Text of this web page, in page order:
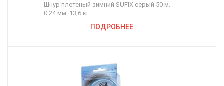
Шнур плетеный зимний SUFIX серый 50 м.
0.24 мм. 13,6 кг.
ПОДРОБНЕЕ